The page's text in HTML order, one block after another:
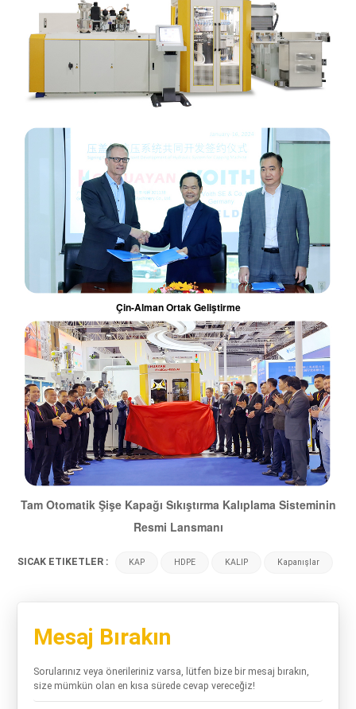
Çin-Alman Ortak Geliştirme
Tam Otomatik Şişe Kapağı Sıkıştırma Kalıplama Sisteminin
Resmi Lansmanı
SICAK ETIKETLER : KAP HDPE KALIP Kapanışlar
Mesaj Bırakın
Sorularınız veya önerileriniz varsa, lütfen bize bir mesaj bırakın,
size mümkün olan en kısa sürede cevap vereceğiz!